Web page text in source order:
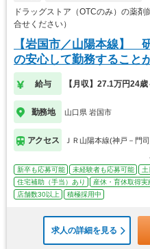
ドラッグストア（OTCのみ）の薬
合せください）
【岩国市／山陽本線】
の安心して勤務すること
給与 【月収】27.1万円24歳
勤務地 山口県 岩国市
アクセス ＪＲ山陽本線(神戸－門
新卒も応募可能 未経験者も応募可能
土
住宅補助（手当）あり
産休・育休取得実
店舗数30以上
積極採用中
求人の詳細を見る